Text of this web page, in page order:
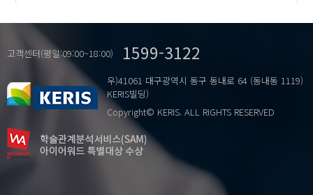
고객센터(평일:09:00~18:00) 1599-3122
우)41061 대구광역시 동구 동내로 64 (동내동 1119)
KERIS빌딩)
Copyright© KERIS. ALL RIGHTS RESERVED